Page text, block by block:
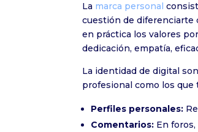
La marca personal
cuestión de diferenciarte
en práctica los valores
dedicación, empatía,
La identidad de digital
profesional como los
Perfiles personales:
Comentarios: En